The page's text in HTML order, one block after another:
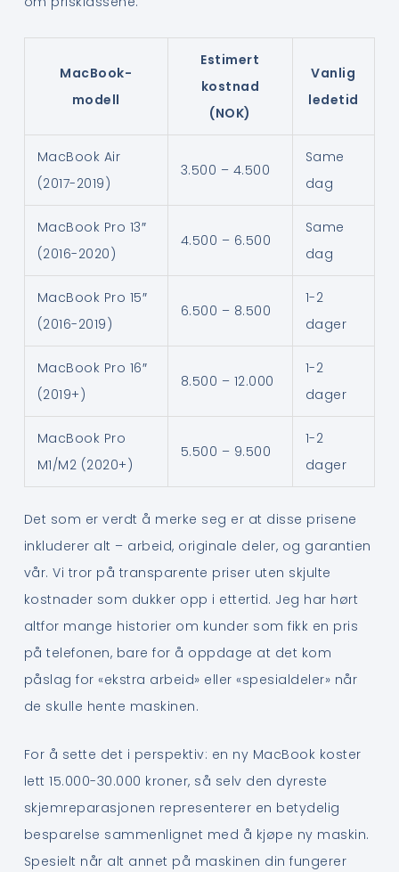
MacBook-
modell
Estimert
kostnad
(NOK)
Vanlig
ledetid
MacBook Air
(2017-2019)
3.500 – 4.500
Same
dag
MacBook Pro 13″
(2016-2020)
4.500 – 6.500
Same
dag
MacBook Pro 15″
(2016-2019)
6.500 – 8.500
1-2
dager
MacBook Pro 16″
(2019+)
8.500 – 12.000
1-2
dager
MacBook Pro
M1/M2 (2020+)
5.500 – 9.500
1-2
dager
Det som er verdt å merke seg er at disse prisene
inkluderer alt – arbeid, originale deler, og garantien
vår. Vi tror på transparente priser uten skjulte
kostnader som dukker opp i ettertid. Jeg har hørt
altfor mange historier om kunder som fikk en pris
på telefonen, bare for å oppdage at det kom
påslag for «ekstra arbeid» eller «spesialdeler» når
de skulle hente maskinen.
For å sette det i perspektiv: en ny MacBook koster
lett 15.000-30.000 kroner, så selv den dyreste
skjemreparasjonen representerer en betydelig
besparelse sammenlignet med å kjøpe ny maskin.
Spesielt når alt annet på maskinen din fungerer